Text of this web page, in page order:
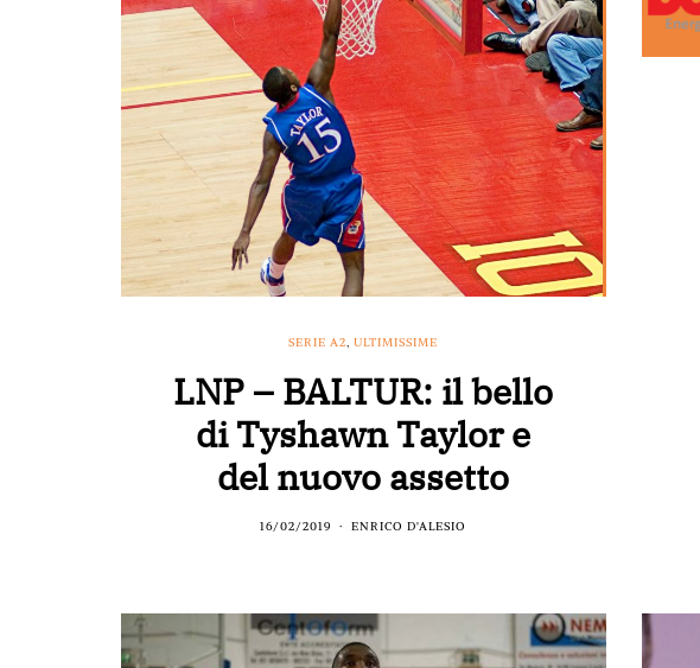
SERIE A2,ULTIMISSIME
LNP – BALTUR: il bello
di Tyshawn Taylor e
del nuovo assetto
16/02/2019 ENRICO D'ALESIO